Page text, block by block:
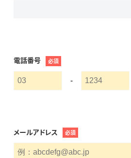
電話番号 必須
-
メールアドレス 必須